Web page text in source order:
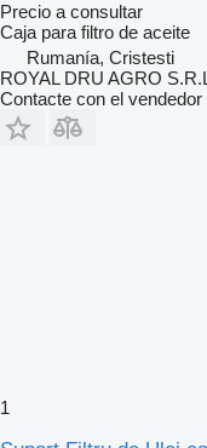
Precio a consultar
Caja para filtro de aceite
Rumanía, Cristesti
ROYAL DRU AGRO
Contacte con el vendedor
1